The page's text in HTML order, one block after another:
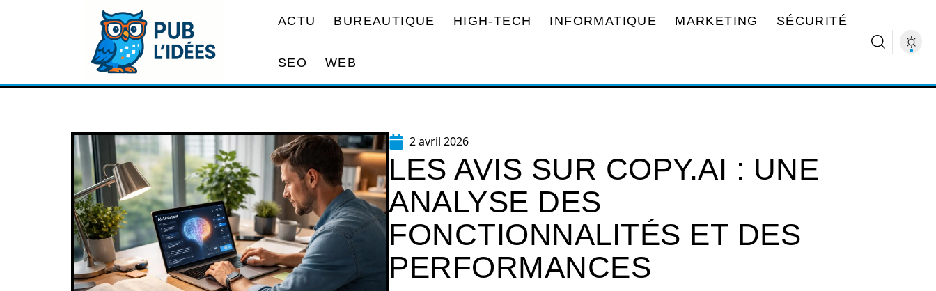
ACTU BUREAUTIQUE HIGH-TECH INFORMATIQUE MARKETING SÉCURITÉ
SEO WEB
2 avril 2026
LES AVIS SUR COPY.AI : UNE
ANALYSE DES
FONCTIONNALITÉS ET DES
PERFORMANCES